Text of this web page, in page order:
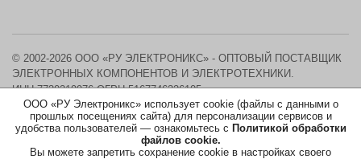
ООО «РУ Электроникс» использует cookie (файлы с данными о
прошлых посещениях сайта) для персонализации сервисов и
удобства пользователей — ознакомьтесь с Политикой обработки
файлов cookie.
Вы можете запретить сохранение cookie в настройках своего
© 2002-2026 ООО «РУ ЭЛЕКТРОНИКС» - ОПТОВЫЙ ПОСТАВЩИК
ЭЛЕКТРОННЫХ КОМПОНЕНТОВ И ЭЛЕКТРОТЕХНИКИ.
ИНН 7730219976 ОГРН 5167746326105
КАРТА САЙТА
ПОЛИТИКА ОБРАБОТКИ ПЕРСОНАЛЬНЫХ ДАННЫХ